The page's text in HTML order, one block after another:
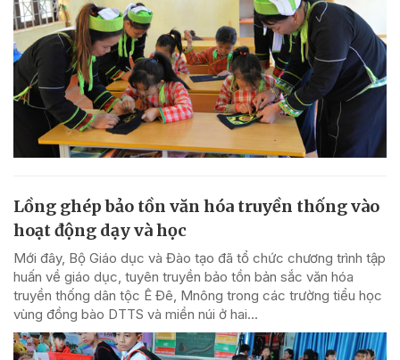
Lồng ghép bảo tồn văn hóa truyền thống vào
hoạt động dạy và học
Mới đây, Bộ Giáo dục và Đào tạo đã tổ chức chương trình tập
huấn về giáo dục, tuyên truyền bảo tồn bản sắc văn hóa
truyền thống dân tộc Ê Đê, Mnông trong các trường tiểu học
vùng đồng bào DTTS và miền núi ở hai...